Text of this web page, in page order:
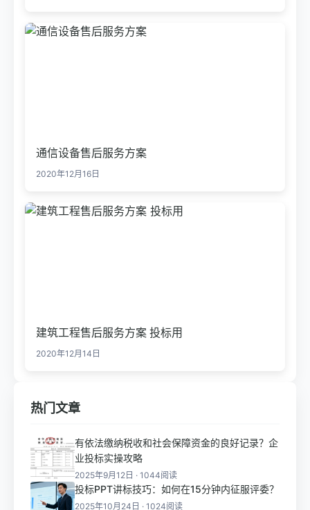
通信设备售后服务方案
2020年12月16日
建筑工程售后服务方案 投标用
2020年12月14日
热门文章
有依法缴纳税收和社会保障资金的良好记录？企
业投标实操攻略
2025年9月12日 · 1044阅读
投标PPT讲标技巧：如何在15分钟内征服评委？
2025年10月24日 · 1024阅读